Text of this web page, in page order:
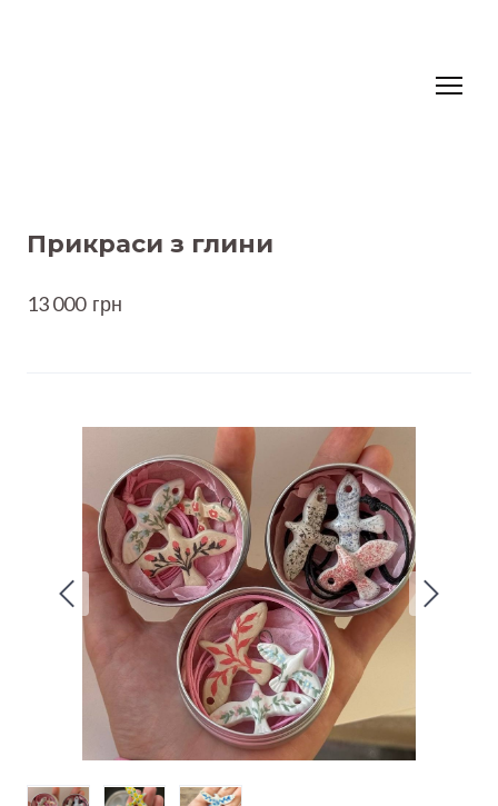
Прикраси з глини
13 000  грн